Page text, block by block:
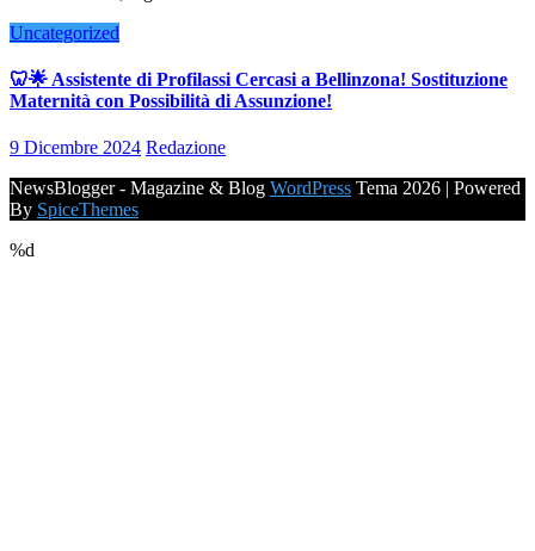
Uncategorized
🦷🌟 Assistente di Profilassi Cercasi a Bellinzona! Sostituzione
Maternità con Possibilità di Assunzione!
9 Dicembre 2024 Redazione
NewsBlogger - Magazine & Blog WordPress Tema 2026 | Powered
By SpiceThemes
%d